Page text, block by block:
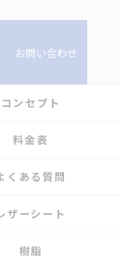
お問い合わせ
コンセプト
料金表
くある質問
ザーシート
樹脂